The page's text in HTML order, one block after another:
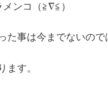
ンコ（≧∇≦）
た事は今までないので
ます。